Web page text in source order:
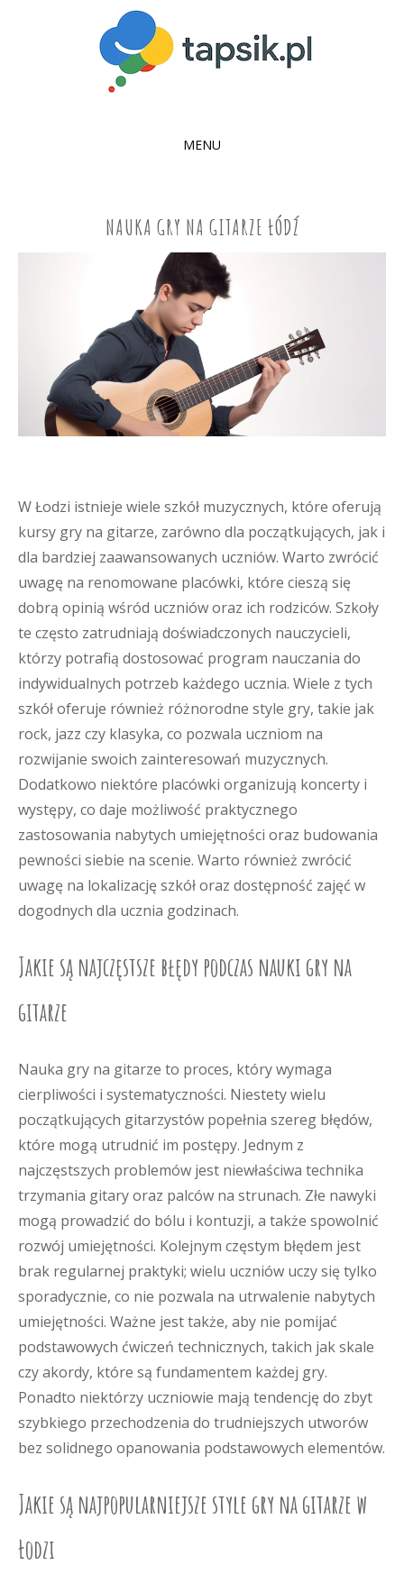
MENU
NAUKA GRY NA GITARZE ŁÓDŹ
W Łodzi istnieje wiele szkół muzycznych, które oferują
kursy gry na gitarze, zarówno dla początkujących, jak i
dla bardziej zaawansowanych uczniów. Warto zwrócić
uwagę na renomowane placówki, które cieszą się
dobrą opinią wśród uczniów oraz ich rodziców. Szkoły
te często zatrudniają doświadczonych nauczycieli,
którzy potrafią dostosować program nauczania do
indywidualnych potrzeb każdego ucznia. Wiele z tych
szkół oferuje również różnorodne style gry, takie jak
rock, jazz czy klasyka, co pozwala uczniom na
rozwijanie swoich zainteresowań muzycznych.
Dodatkowo niektóre placówki organizują koncerty i
występy, co daje możliwość praktycznego
zastosowania nabytych umiejętności oraz budowania
pewności siebie na scenie. Warto również zwrócić
uwagę na lokalizację szkół oraz dostępność zajęć w
dogodnych dla ucznia godzinach.
Jakie są najczęstsze błędy podczas nauki gry na
gitarze
Nauka gry na gitarze to proces, który wymaga
cierpliwości i systematyczności. Niestety wielu
początkujących gitarzystów popełnia szereg błędów,
które mogą utrudnić im postępy. Jednym z
najczęstszych problemów jest niewłaściwa technika
trzymania gitary oraz palców na strunach. Złe nawyki
mogą prowadzić do bólu i kontuzji, a także spowolnić
rozwój umiejętności. Kolejnym częstym błędem jest
brak regularnej praktyki; wielu uczniów uczy się tylko
sporadycznie, co nie pozwala na utrwalenie nabytych
umiejętności. Ważne jest także, aby nie pomijać
podstawowych ćwiczeń technicznych, takich jak skale
czy akordy, które są fundamentem każdej gry.
Ponadto niektórzy uczniowie mają tendencję do zbyt
szybkiego przechodzenia do trudniejszych utworów
bez solidnego opanowania podstawowych elementów.
Jakie są najpopularniejsze style gry na gitarze w
Łodzi